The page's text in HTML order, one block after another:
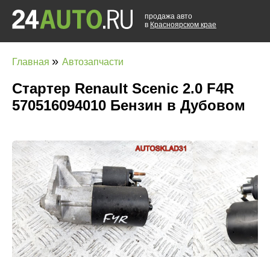
продажа авто
в Красноярском крае
Главная » Автозапчасти
Стартер Renault Scenic 2.0 F4R
570516094010 Бензин в Дубовом